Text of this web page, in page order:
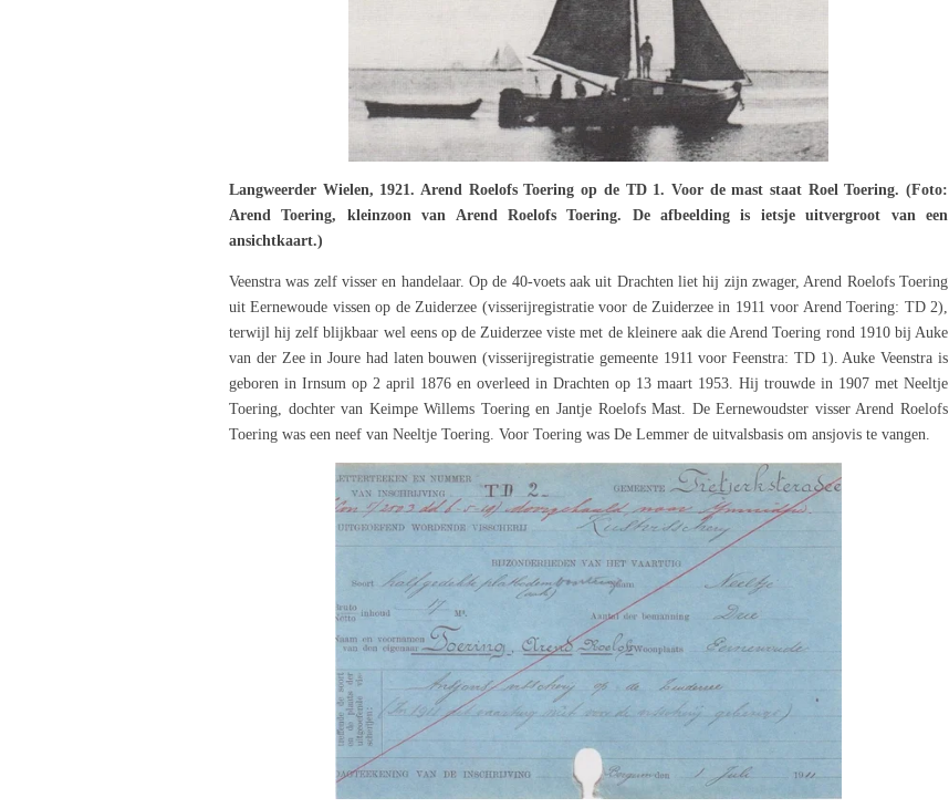
Langweerder Wielen, 1921. Arend Roelofs Toering op de TD 1. Voor de mast staat Roel Toering. (Foto:
Arend Toering, kleinzoon van Arend Roelofs Toering. De afbeelding is ietsje uitvergroot van een
ansichtkaart.)
Veenstra was zelf visser en handelaar. Op de 40-voets aak uit Drachten liet hij zijn zwager, Arend Roelofs Toering
uit Eernewoude vissen op de Zuiderzee (visserijregistratie voor de Zuiderzee in 1911 voor Arend Toering: TD 2),
terwijl hij zelf blijkbaar wel eens op de Zuiderzee viste met de kleinere aak die Arend Toering rond 1910 bij Auke
van der Zee in Joure had laten bouwen (visserijregistratie gemeente 1911 voor Feenstra: TD 1). Auke Veenstra is
geboren in Irnsum op 2 april 1876 en overleed in Drachten op 13 maart 1953. Hij trouwde in 1907 met Neeltje
Toering, dochter van Keimpe Willems Toering en Jantje Roelofs Mast. De Eernewoudster visser Arend Roelofs
Toering was een neef van Neeltje Toering. Voor Toering was De Lemmer de uitvalsbasis om ansjovis te vangen.